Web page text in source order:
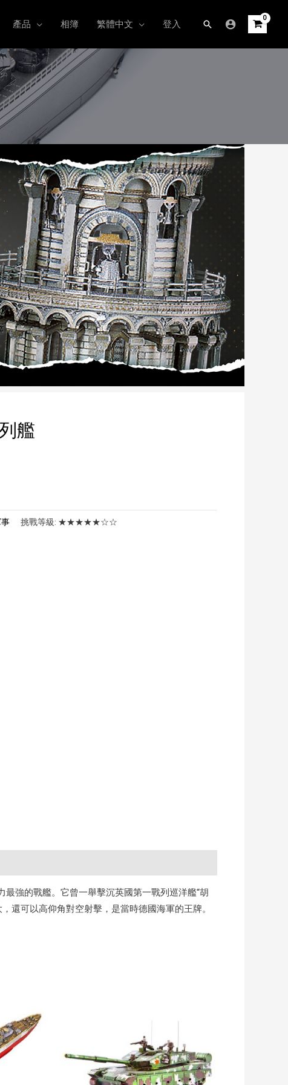
產品 相簿 繁體中文 登入
搜
艦
挑戰等級: ★★★★★☆☆
強的戰艦。它曾一舉擊沉英國第一戰列巡洋艦“胡
還可以高仰角對空射擊，是當時德國海軍的王牌。